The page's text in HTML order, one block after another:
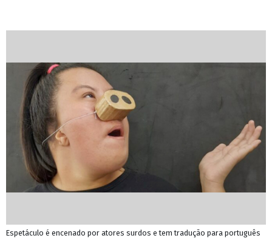
Espetáculo é encenado por atores surdos e tem tradução para português